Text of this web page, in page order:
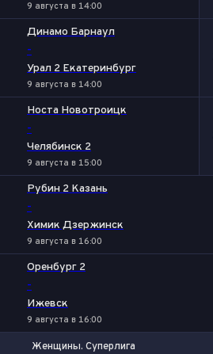
9 августа в 14:00
Динамо Барнаул
-
Урал 2 Екатеринбург
9 августа в 14:00
Носта Новотроицк
-
Челябинск 2
9 августа в 15:00
Рубин 2 Казань
-
Химик Дзержинск
9 августа в 16:00
Оренбург 2
-
Ижевск
9 августа в 16:00
Женщины. Суперлига